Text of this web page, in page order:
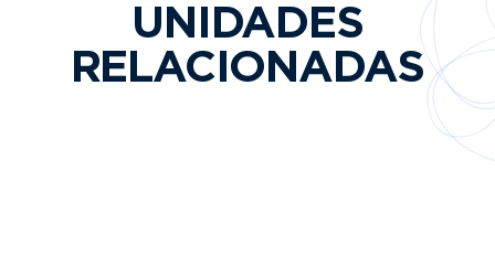
UNIDADES
RELACIONADAS